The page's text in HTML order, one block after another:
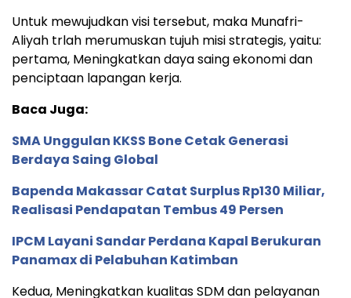
Untuk mewujudkan visi tersebut, maka Munafri-
Aliyah trlah merumuskan tujuh misi strategis, yaitu:
pertama, Meningkatkan daya saing ekonomi dan
penciptaan lapangan kerja.
Baca Juga:
SMA Unggulan KKSS Bone Cetak Generasi
Berdaya Saing Global
Bapenda Makassar Catat Surplus Rp130 Miliar,
Realisasi Pendapatan Tembus 49 Persen
IPCM Layani Sandar Perdana Kapal Berukuran
Panamax di Pelabuhan Katimban
Kedua, Meningkatkan kualitas SDM dan pelayanan